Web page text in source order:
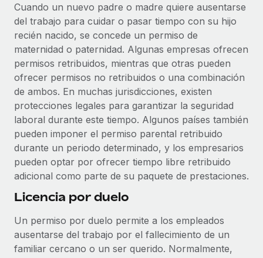
Cuando un nuevo padre o madre quiere ausentarse
del trabajo para cuidar o pasar tiempo con su hijo
recién nacido, se concede un permiso de
maternidad o paternidad. Algunas empresas ofrecen
permisos retribuidos, mientras que otras pueden
ofrecer permisos no retribuidos o una combinación
de ambos. En muchas jurisdicciones, existen
protecciones legales para garantizar la seguridad
laboral durante este tiempo. Algunos países también
pueden imponer el permiso parental retribuido
durante un periodo determinado, y los empresarios
pueden optar por ofrecer tiempo libre retribuido
adicional como parte de su paquete de prestaciones.
Licencia por duelo
Un permiso por duelo permite a los empleados
ausentarse del trabajo por el fallecimiento de un
familiar cercano o un ser querido. Normalmente,